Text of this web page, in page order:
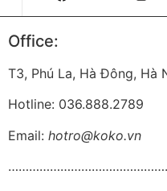
Office:
T3, Phú La, Hà Đông, Hà
Hotline: 036.888.2789
Email: hotro@koko.vn